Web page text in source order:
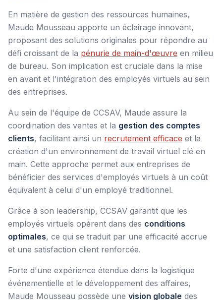
En matière de gestion des ressources humaines,
Maude Mousseau apporte un éclairage innovant,
proposant des solutions originales pour répondre au
défi croissant de la pénurie de main-d'œuvre en milieu
de bureau. Son implication est cruciale dans la mise
en avant et l'intégration des employés virtuels au sein
des entreprises.
Au sein de l'équipe de CCSAV, Maude assure la
coordination des ventes et la gestion des comptes
clients, facilitant ainsi un recrutement efficace et la
création d'un environnement de travail virtuel clé en
main. Cette approche permet aux entreprises de
bénéficier des services d'employés virtuels à un coût
équivalent à celui d'un employé traditionnel.
Grâce à son leadership, CCSAV garantit que les
employés virtuels opèrent dans des conditions
optimales, ce qui se traduit par une efficacité accrue
et une satisfaction client renforcée.
Forte d'une expérience étendue dans la logistique
événementielle et le développement des affaires,
Maude Mousseau possède une vision globale des